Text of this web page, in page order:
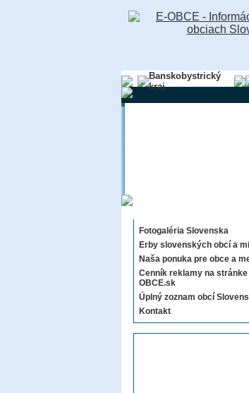
Banskobystrický
kraj
Fotogaléria Slovenska
Erby slovenských obcí a
Naša ponuka pre obce a
Cenník reklamy na stránke
OBCE.sk
Úplný zoznam obcí
Kontakt